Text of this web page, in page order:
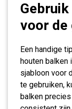
voor de
Een handige
houten balken
sjabloon voor
te gebruiken,
balken